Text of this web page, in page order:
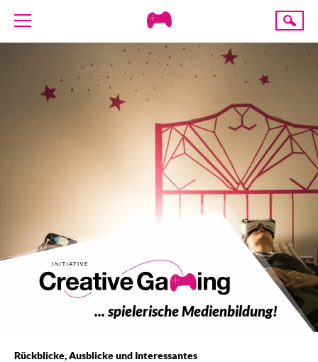
Creative
ÜBER UNS
AKTUELLES
ANGEBOTE
PROJEKTE
PRESSE
SPENDE
Suche
... spielerische Medienbildung!
Rückblicke, Ausblicke und Interessantes